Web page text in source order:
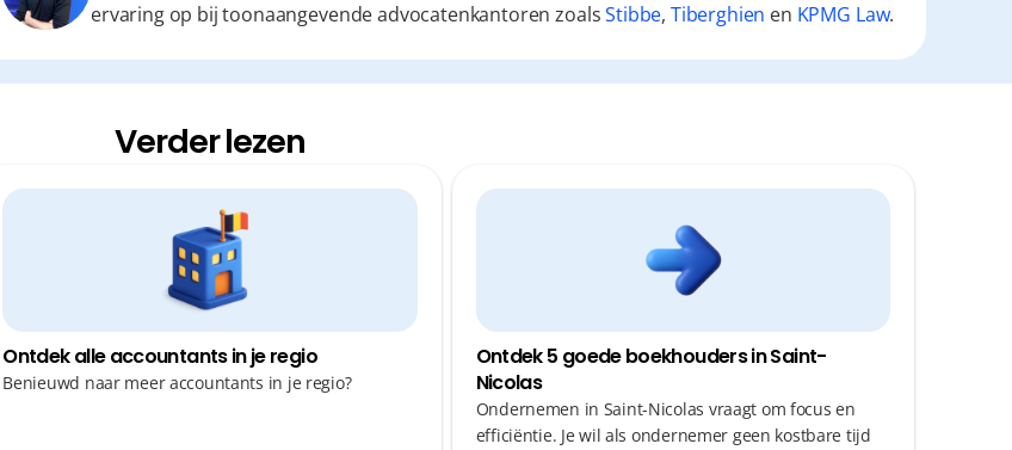
ervaring op bij toonaangevende advocatenkantoren zoalsStibbe, Tiberghien en KPMG Law.
Verder lezen
Ontdek alle accountants in je regio
Benieuwd naar meer accountants in je regio?
Ontdek 5 goede boekhouders in Saint-
Nicolas
Ondernemen in Saint-Nicolas vraagt om focus en
efficiëntie. Je wil als ondernemer geen kostbare tijd